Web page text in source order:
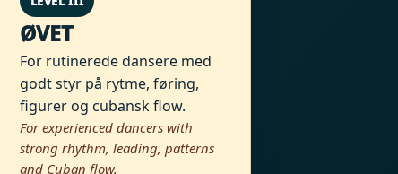
ØVET
For rutinerede dansere med
godt styr på rytme, føring,
figurer og cubansk flow.
For experienced dancers with
strong rhythm, leading, patterns
and Cuban flow.